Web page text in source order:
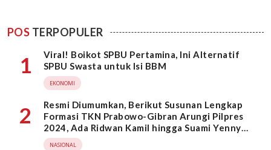
POS TERPOPULER
1
Viral! Boikot SPBU Pertamina, Ini Alternatif
SPBU Swasta untuk Isi BBM
EKONOMI
2
Resmi Diumumkan, Berikut Susunan Lengkap
Formasi TKN Prabowo-Gibran Arungi Pilpres
2024, Ada Ridwan Kamil hingga Suami Yenny
Wahid
NASIONAL